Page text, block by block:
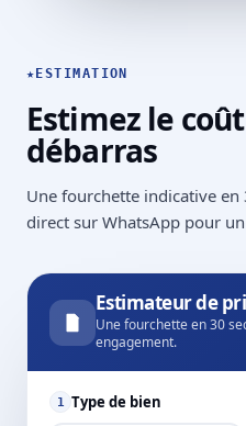
★ ESTIMATION
Estimez le
débarras
Une fourchette indicative en
direct sur WhatsApp pour
Estimateur de
Une fourchette en 30
engagement.
1 Type de bien